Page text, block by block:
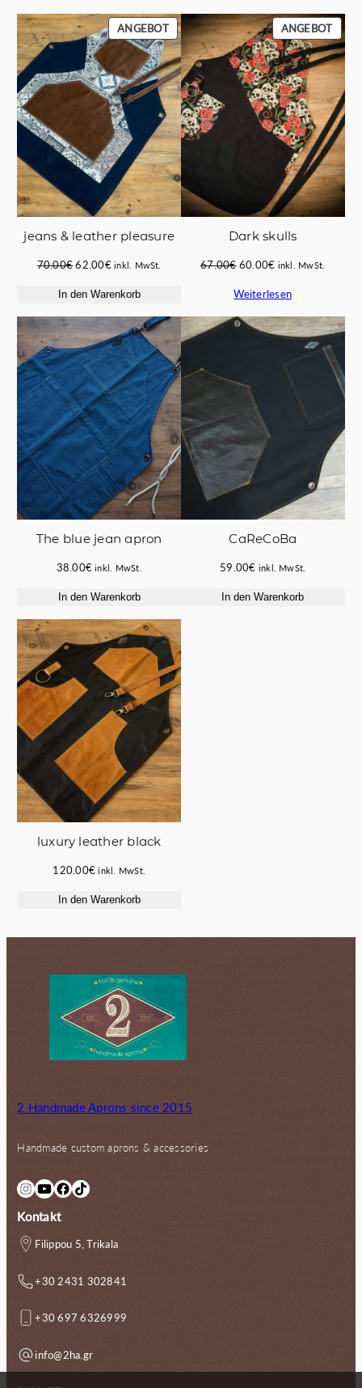
ANGEBOTPRODUKT
IM
ANGEBOT
jeans & leather pleasure
70.00€Ursprünglicher
war:
62.00€Aktueller
ist:
inkl. MwSt.
In den Warenkorb
ANGEBOT
IM
Dark skulls
67.00€ Ursprünglicher
war:
60.00€ Aktueller
ist:
inkl. MwSt.
Weiterlesen
The blue jean apron
38.00€ inkl. MwSt.
In den Warenkorb
CaReCoBa
59.00€ inkl. MwSt.
In den Warenkorb
luxury leather black
120.00€ inkl. MwSt.
In den Warenkorb
2 Handmade Aprons since 2015
Handmade custom aprons & accessories
InstagramYouTube Facebook TikTok
Kontakt
Filippou 5, Trikala
+30 2431 302841
+30 697 6326999
info@2ha.gr